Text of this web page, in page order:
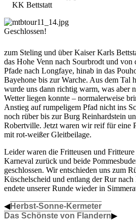
KK Bettstatt
Geschlossen!
zum Steling und über Kaiser Karls
das Hohe Venn nach Sourbrodt und von
Pfade nach Longfaye, hinab in das
Bayehone bis zur Warche. Aus dem Tal
wurde uns dann richtig warm, was aber
Wetter liegen konnte – normalerweise
Anstieg auf rumpeligem Pfad nicht ins
noch rüber bis zur Burg Reinhardstein
Robertville. Jetzt waren wir reif für eine
mit rot-weißer Gleitbeilage.
Leider waren die Fritteusen und
Karneval zurück und beide
geschlossen. Wir entschieden uns zum
Küschelscheid und entlang der Rur
endete unserer Runde wieder in
◀Herbst-Sonne-Kermeter
Das Schönste von Flandern▶